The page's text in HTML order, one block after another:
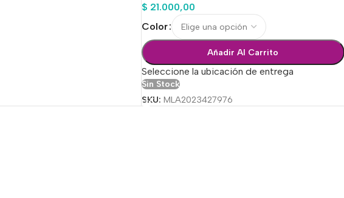
$ 21.000,00
Color
Añadir Al Carrito
Seleccione la ubicación de entrega
Sin Stock
SKU: MLA2023427976